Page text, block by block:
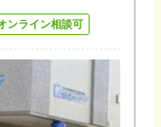
ンライン相談可